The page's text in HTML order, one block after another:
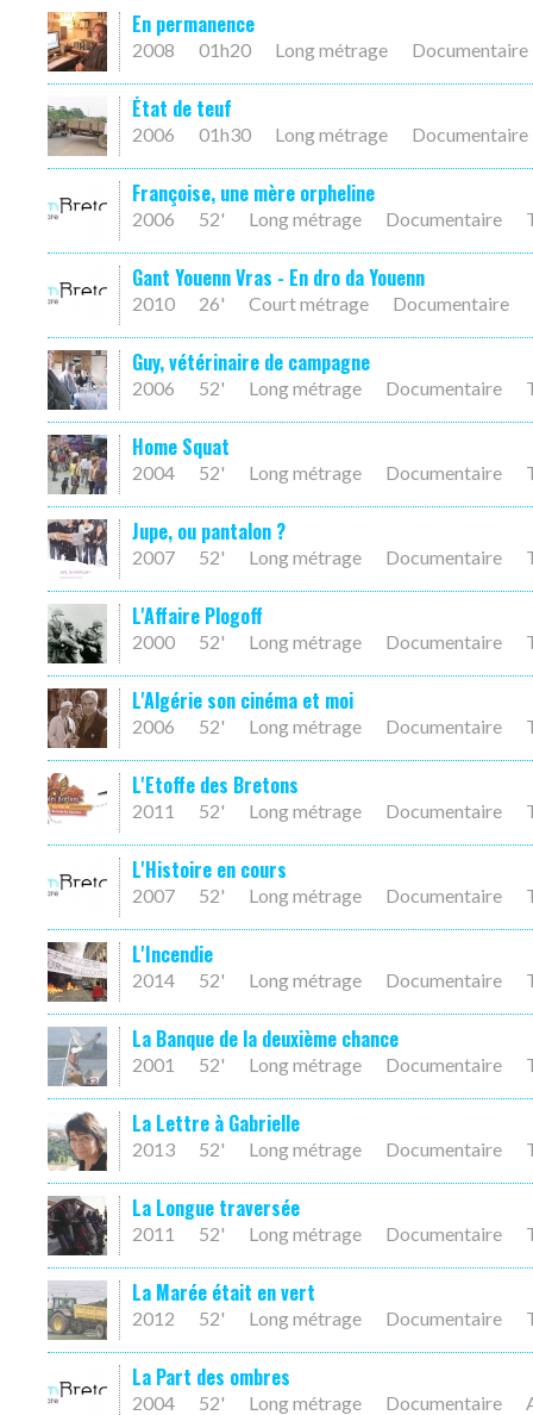
En permanence
2008 01h20 Long métrage Documentaire
État de teuf
2006 01h30 Long métrage Documentaire
Françoise, une mère orpheline
2006 52' Long métrage Documentaire
Gant Youenn Vras - En dro da Youenn
2010 26' Court métrage Documentaire
Guy, vétérinaire de campagne
2006 52' Long métrage Documentaire
Home Squat
2004 52' Long métrage Documentaire
Jupe, ou pantalon ?
2007 52' Long métrage Documentaire
L'Affaire Plogoff
2000 52' Long métrage Documentaire
L'Algérie son cinéma et moi
2006 52' Long métrage Documentaire
L'Etoffe des Bretons
2011 52' Long métrage Documentaire
L'Histoire en cours
2007 52' Long métrage Documentaire
L'Incendie
2014 52' Long métrage Documentaire
La Banque de la deuxième chance
2001 52' Long métrage Documentaire
La Lettre à Gabrielle
2013 52' Long métrage Documentaire
La Longue traversée
2011 52' Long métrage Documentaire
La Marée était en vert
2012 52' Long métrage Documentaire
La Part des ombres
2004 52' Long métrage Documentaire